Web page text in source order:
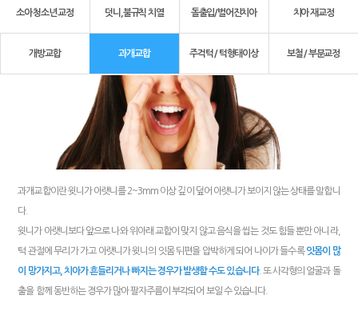
소아 청소년 교정 덧니,불규칙 치열 돌출입/벌어진치아 치아 재교정
개방교합 과개교합 주걱턱 / 턱형태이상 보철 / 부분교정
과개교합이란 윗니가 아랫니를 2~3mm 이상 깊이 덮어 아랫니가 보이지 않는 상태를 말합니
다.
윗니가 아랫니보다 앞으로 나와 위아래 교합이 맞지 않고 음식을 씹는 것도 힘들 뿐만 아니라,
턱 관절에 무리가 가고 아랫니가 윗니의 잇몸 뒤편을 압박하게 되어 나이가 들수록잇몸이 많
이 망가지고, 치아가 흔들리거나 빠지는 경우가 발생할 수도 있습니다. 또 사각형의 얼굴과 돌
출을 함께 동반하는 경우가 많아 팔자주름이 부각되어 보일 수 있습니다.